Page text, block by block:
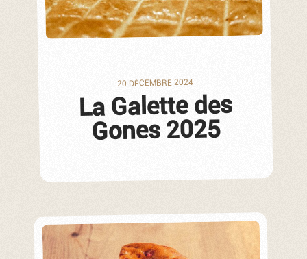
20 DÉCEMBRE 2024
La Galette des
Gones 2025